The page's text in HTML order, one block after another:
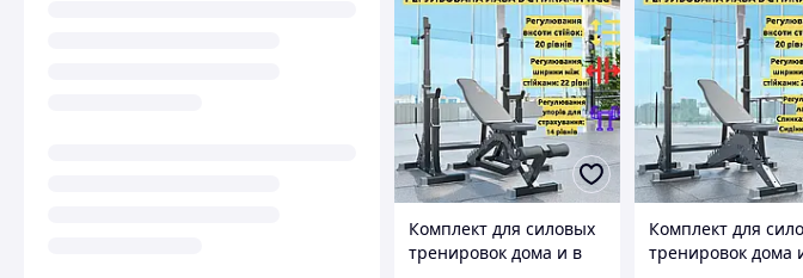
Комплект для силовых
тренировок дома и в
Комплект для
тренировок дома